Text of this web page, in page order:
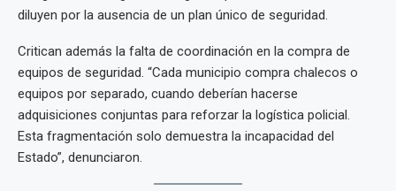
diluyen por la ausencia de un plan único de seguridad.
Critican además la falta de coordinación en la compra de
equipos de seguridad. “Cada municipio compra chalecos o
equipos por separado, cuando deberían hacerse
adquisiciones conjuntas para reforzar la logística policial.
Esta fragmentación solo demuestra la incapacidad del
Estado”, denunciaron.